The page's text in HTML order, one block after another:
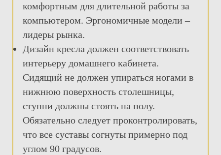
комфортным для длительной работы за
компьютером. Эргономичные модели –
лидеры рынка.
Дизайн кресла должен соответствовать
интерьеру домашнего кабинета.
Сидящий не должен упираться ногами в
нижнюю поверхность столешницы,
ступни должны стоять на полу.
Обязательно следует проконтролировать,
что все суставы согнуты примерно под
углом 90 градусов.